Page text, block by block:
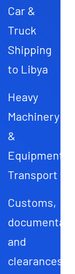
Car &
Truck
Shipping
to Libya
Heavy
Machinery
&
Equipment
Transport
Customs,
and
clearances